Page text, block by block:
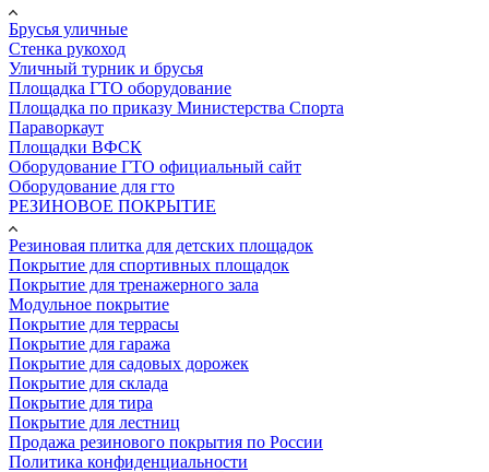
Брусья уличные
Стенка рукоход
Уличный турник и брусья
Площадка ГТО оборудование
Площадка по приказу Министерства Спорта
Параворкаут
Площадки ВФСК
Оборудование ГТО официальный сайт
Оборудование для гто
РЕЗИНОВОЕ ПОКРЫТИЕ
Резиновая плитка для детских площадок
Покрытие для спортивных площадок
Покрытие для тренажерного зала
Модульное покрытие
Покрытие для террасы
Покрытие для гаража
Покрытие для садовых дорожек
Покрытие для склада
Покрытие для тира
Покрытие для лестниц
Продажа резинового покрытия по России
Политика конфиденциальности